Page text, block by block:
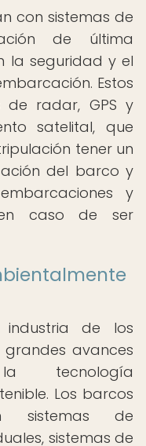
con sistemas de
de última
la seguridad y el
Estos
de radar, GPS y
satelital, que
tener un
del barco y
y
caso de ser
de los
avances
Los barcos
sistemas de
sistemas de